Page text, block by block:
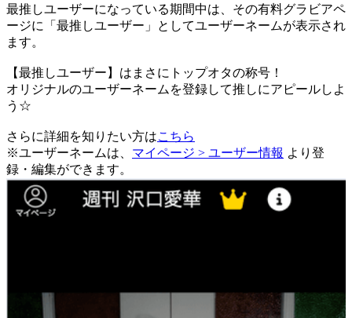
最推しユーザーになっている期間中は、 その有料グラビアペ
ージに「最推しユーザー」としてユーザーネームが表示され
ます。
【最推しユーザー】はまさにトップオタの称号！
オリジナルのユーザーネームを登録して推しにアピールしよ
う☆
さらに詳細を知りたい方はこちら
※ユーザーネームは、 マイページ > ユーザー情報 より登
録・編集ができます。